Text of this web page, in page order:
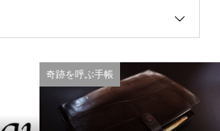
奇跡を呼ぶ手帳